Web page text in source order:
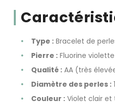
Type : Bracelet de
Pierre : Fluorine
Qualité : AA (très
Diamètre des perles :
Couleur : Violet clair et